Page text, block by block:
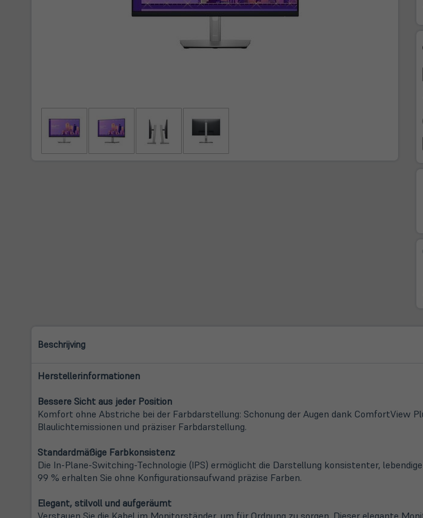
Beschrijving
Herstellerinformationen
Bessere Sicht aus jeder Position
Komfort ohne Abstriche bei der Farbdarstellung: Schonung der Augen dank ComfortView
Blaulichtemissionen und präziser Farbdarstellung.
Standardmäßige Farbkonsistenz
Die In-Plane-Switching-Technologie (IPS) ermöglicht die Darstellung konsistenter,
99 % erhalten Sie ohne Konfigurationsaufwand präzise Farben.
Elegant, stilvoll und aufgeräumt